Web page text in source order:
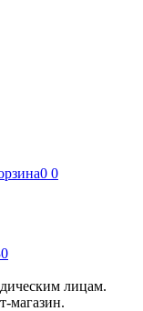
0 0
лицам.
магазин.